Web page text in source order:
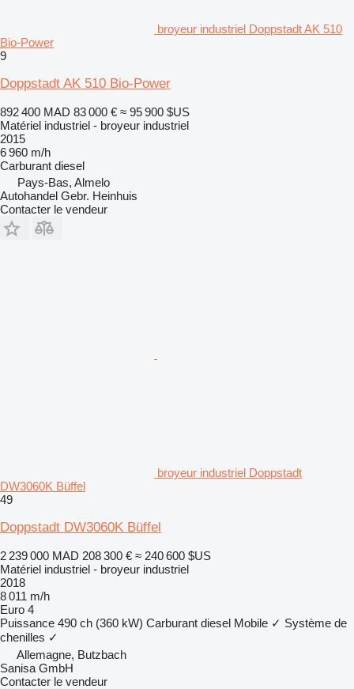
broyeur industriel Doppstadt AK 510
Bio-Power
9
Doppstadt AK 510 Bio-Power
892 400 MAD 83 000 € ≈ 95 900 $US
Matériel industriel - broyeur industriel
2015
6 960 m/h
Carburant diesel
Pays-Bas, Almelo
Autohandel Gebr. Heinhuis
Contacter le vendeur
broyeur industriel Doppstadt
DW3060K Büffel
49
Doppstadt DW3060K Büffel
2 239 000 MAD 208 300 € ≈ 240 600 $US
Matériel industriel - broyeur industriel
2018
8 011 m/h
Euro 4
Puissance 490 ch (360 kW) Carburant diesel Mobile ✓ Système de
chenilles ✓
Allemagne, Butzbach
Sanisa GmbH
Contacter le vendeur